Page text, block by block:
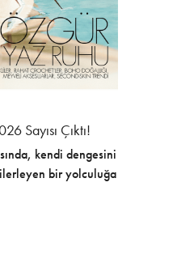
Sayısı Çıktı!
kendi dengesini
bir yolculuğa